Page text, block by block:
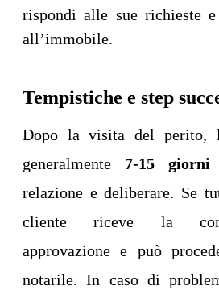
rispondi alle sue richieste
all’immobile.
Tempistiche e step
Dopo la visita del perito,
generalmente 7-15 giorni
relazione e deliberare. Se
cliente riceve la
approvazione e può
notarile. In caso di